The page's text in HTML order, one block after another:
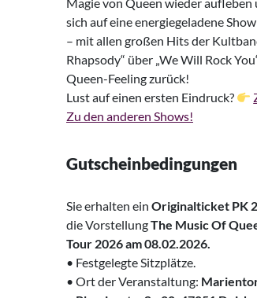
Magie von Queen wieder aufleben
sich auf eine energiegeladene
– mit allen großen Hits der
Rhapsody“ über „We Will Rock
Queen-Feeling zurück!
Lust auf einen ersten Eindruck?
Zu den anderen Shows!
Gutscheinbedingungen
Sie erhalten ein Originalticket PK 2
die VorstellungThe Music Of
Tour 2026 am 08.02.2026.
• Festgelegte Sitzplätze.
• Ort der Veranstaltung: